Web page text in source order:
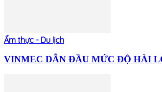
Ẩm thực - Du lịch
VINMEC DẪN ĐẦU MỨC ĐỘ HÀI